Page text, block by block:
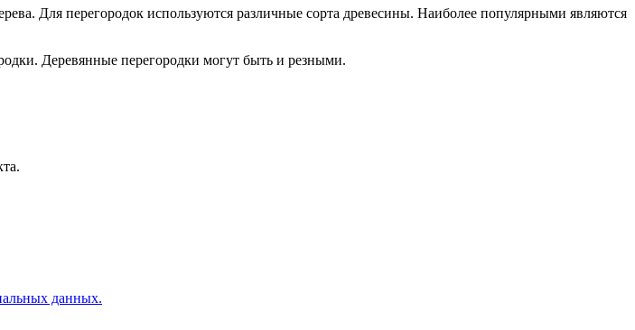
Для перегородок используются различные сорта древесины. Наиболее популярными являются
Деревянные перегородки могут быть и резными.
данных.